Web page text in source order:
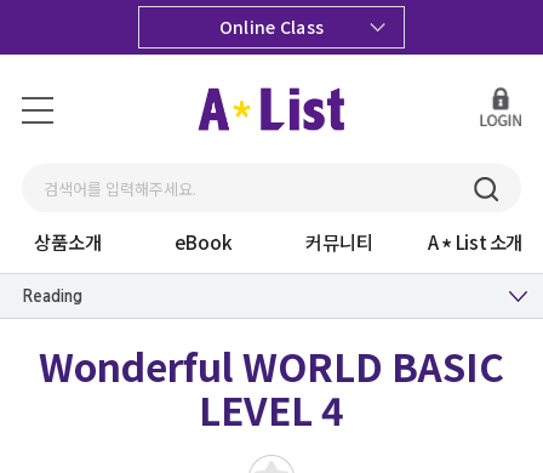
Online Class
상품소개 eBook 커뮤니티 A List 소개
Reading
Wonderful WORLD BASIC
LEVEL 4